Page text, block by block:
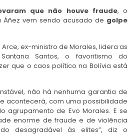
que não houve fraude, o
vem sendo acusado de golpe
ex-ministro de Morales, lidera as
Santos, o favoritismo do
que o caos político na Bolívia está
não há nenhuma garantia de
acontecerá, com uma possibilidade
agrupamento de Evo Morales. E se
enorme de fraude e de violência
desagradável às elites”, diz o